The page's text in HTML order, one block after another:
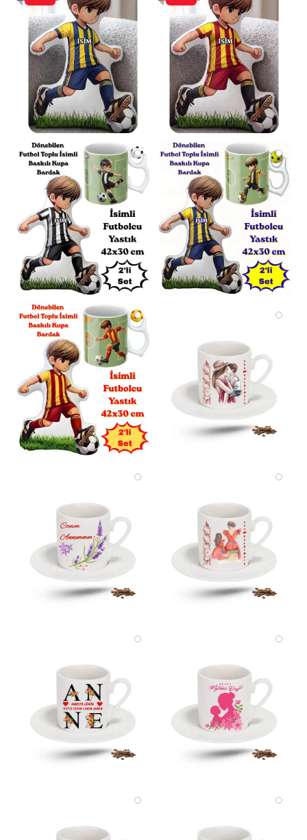
Ölçü Toleransı:Üretim süreçlerinden kaynaklı
olarak tüm ölçülerde± 1-2cmfarklılık
görülebilir.
Renk Varyasyonu:İç battaniye rengi, stok
durumuna göre farklılık gösterebilir.Genel
olarak standart Bej’dir.
Destek:Her türlü sorunuz için dilediğiniz
zaman “Satıcıya Sor” bölümünden anlık bilgi
alabilirsiniz.
Sosyal Sorumluluk Bilinciyle Üretildi
Bu ürünü tercih ederek, üretimini
gerçekleştiren birçok ev hanımının geçimini
sağlamasına destek olduğunuzu bilmenizi
isteriz. Bu değerli katkınız için şimdiden
teşekkür ederiz.